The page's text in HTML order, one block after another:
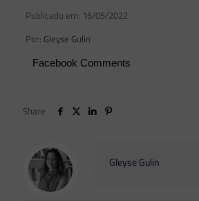
Publicado em: 16/05/2022
Por: Gleyse Gulin
Facebook Comments
Share
Gleyse Gulin